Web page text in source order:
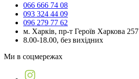
066 666 74 08
093 324 44 09
096 279 77 62
м. Харків, пр-т Героїв Харкова 257
8.00-18.00, без вихідних
Ми в соцмережах